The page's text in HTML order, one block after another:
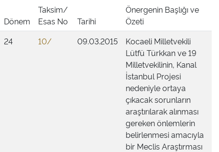
Dönem
Taksim/
Esas No
Tarihi
Önergenin Başlığı ve
Özeti
24
10/ 09.03.2015
Kocaeli Milletvekili
Lütfü Türkkan ve 19
Milletvekilinin, Kanal
İstanbul Projesi
nedeniyle ortaya
çıkacak sorunların
araştırılarak alınması
gereken önlemlerin
belirlenmesi amacıyla
bir Meclis Araştırması